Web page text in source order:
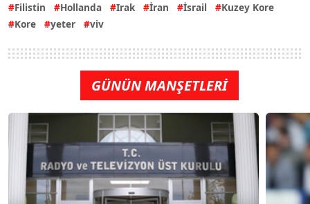
Filistin
Hollanda Irak İran İsrail
Kuzey Kore
Kore
yeter viv
GÜNÜN MANŞETLERİ